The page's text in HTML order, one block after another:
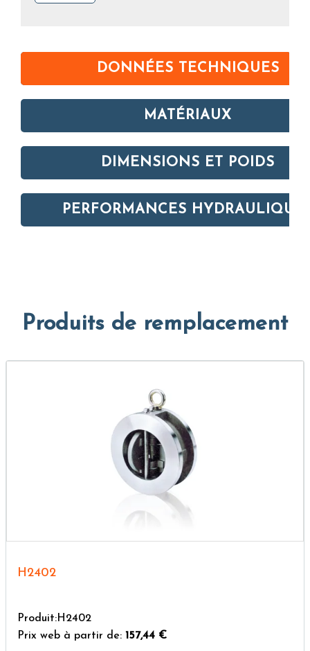
DONNÉES TECHNIQUES
MATÉRIAUX
DIMENSIONS ET POIDS
PERFORMANCES
Produits de remplacement
H2402
Produit:H2402
Prix web à partir de: 157,44 €